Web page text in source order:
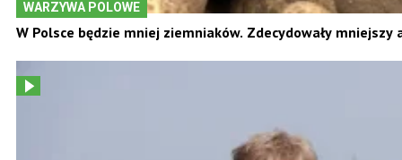
WARZYWA POLOWE
W Polsce będzie mniej ziemniaków. Zdecydowały mniejszy